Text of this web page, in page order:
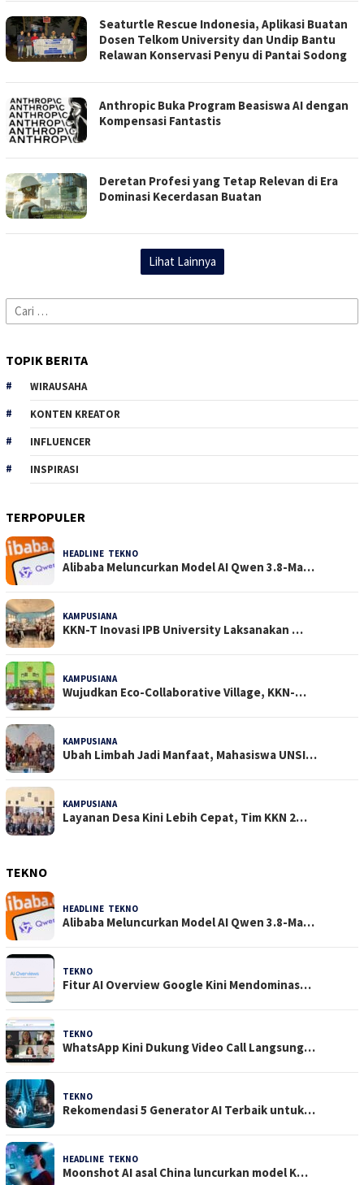
Seaturtle Rescue Indonesia, Aplikasi Buatan
Dosen Telkom University dan Undip Bantu
Relawan Konservasi Penyu di Pantai Sodong
Anthropic Buka Program Beasiswa AI dengan
Kompensasi Fantastis
Deretan Profesi yang Tetap Relevan di Era
Dominasi Kecerdasan Buatan
Lihat Lainnya
Cari
untuk:
TOPIK BERITA
WIRAUSAHA
KONTEN KREATOR
INFLUENCER
INSPIRASI
TERPOPULER
HEADLINE TEKNO
Alibaba Meluncurkan Model AI Qwen 3.8-Ma…
KAMPUSIANA
KKN-T Inovasi IPB University Laksanakan …
KAMPUSIANA
Wujudkan Eco-Collaborative Village, KKN-…
KAMPUSIANA
Ubah Limbah Jadi Manfaat, Mahasiswa UNSI…
KAMPUSIANA
Layanan Desa Kini Lebih Cepat, Tim KKN 2…
TEKNO
HEADLINE TEKNO
Alibaba Meluncurkan Model AI Qwen 3.8-Ma…
TEKNO
Fitur AI Overview Google Kini Mendominas…
TEKNO
WhatsApp Kini Dukung Video Call Langsung…
TEKNO
Rekomendasi 5 Generator AI Terbaik untuk…
HEADLINE TEKNO
Moonshot AI asal China luncurkan model K…